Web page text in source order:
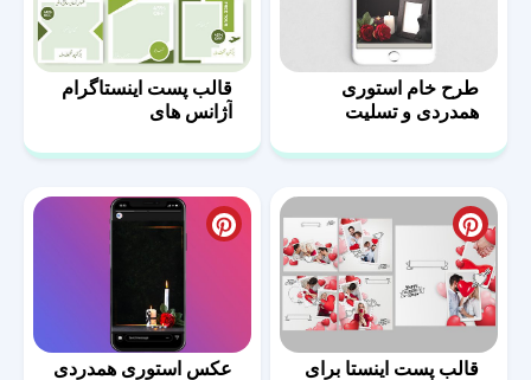
طرح خام استوری
همدردی و تسلیت
قالب پست اینستاگرام
آژانس های
قالب پست اینستا برای
عکس استوری همدردی